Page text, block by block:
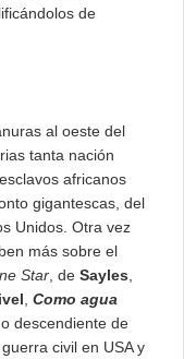
de
al oeste del
tanta nación
africanos
gigantescas, del
Unidos. Otra vez
más sobre el
Star , de Sayles
Como agua
descendiente de
civil en USA y